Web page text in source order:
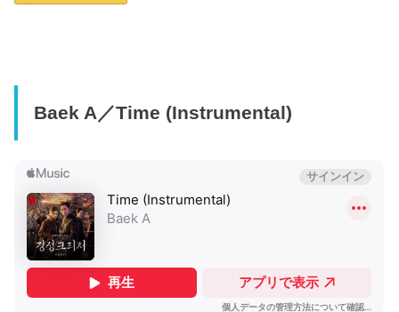
Baek A／Time (Instrumental)